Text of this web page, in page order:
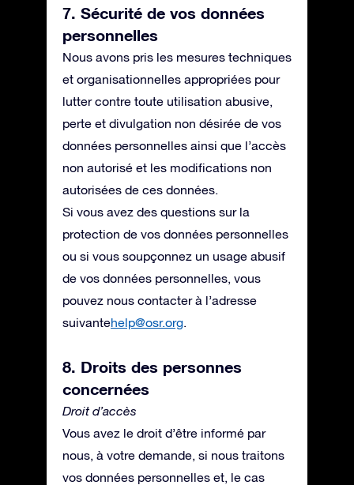
7. Sécurité de vos données
personnelles
Nous avons pris les mesures techniques
et organisationnelles appropriées pour
lutter contre toute utilisation abusive,
perte et divulgation non désirée de vos
données personnelles ainsi que l’accès
non autorisé et les modifications non
autorisées de ces données.
Si vous avez des questions sur la
protection de vos données personnelles
ou si vous soupçonnez un usage abusif
de vos données personnelles, vous
pouvez nous contacter à l’adresse
suivantehelp@osr.org.
8. Droits des personnes
concernées
Droit d’accès
Vous avez le droit d’être informé par
nous, à votre demande, si nous traitons
vos données personnelles et, le cas